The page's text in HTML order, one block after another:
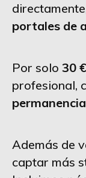
portales de
Por solo 30
profesional,
permanencia
Además de
captar más